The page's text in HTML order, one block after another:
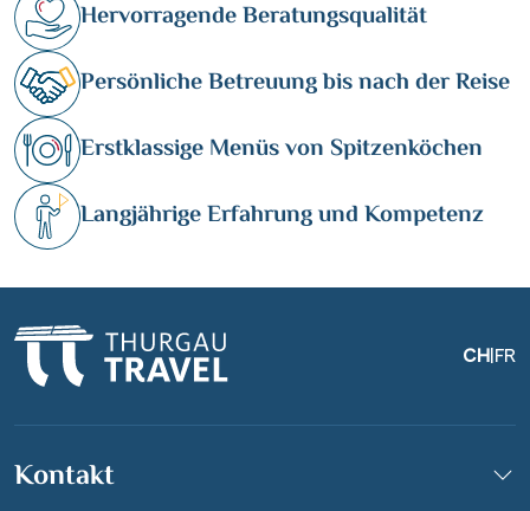
Hervorragende Beratungsqualität
Persönliche Betreuung bis nach der Reise
Erstklassige Menüs von Spitzenköchen
Langjährige Erfahrung und Kompetenz
CH|FR
Kontakt